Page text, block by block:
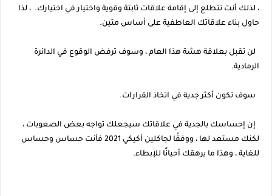
، لذلك أنت تتطلع إلى إقامة علاقات ثابتة وقوية واختيار في اختيارك. ، لذا
حاول بناء علاقاتك العاطفية على أساس متين.
لن تقبل بعلاقة هشة هذا العام ، وسوف ترفض الوقوع في الدائرة
الرمادية.
سوف تكون أكثر جدية في اتخاذ القرارات.
إن إحساسك بالجدية في علاقاتك سيجعلك تواجه بعض الصعوبات ،
لكنك مستعد لها ، ووفقًا لجاكلين أكيكي 2021 فأنت حساس وحساس
للغاية ، وهذا ما يرهقك أحيانًا للإبطاء.